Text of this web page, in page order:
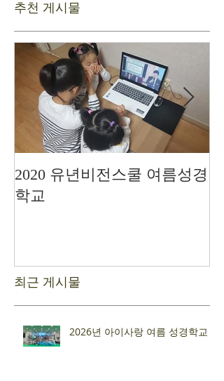
추천 게시물
2020 유년비전스쿨 여름성경
학교
최근 게시물
2026년 아이사랑 여름 성경학교